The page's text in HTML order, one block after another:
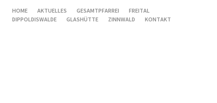
NAVIGATION
ÜBERSPRINGEN
HOME AKTUELLES GESAMTPFARREI
FREITAL
DIPPOLDISWALDE
GLASHÜTTE ZINNWALD KONTAKT